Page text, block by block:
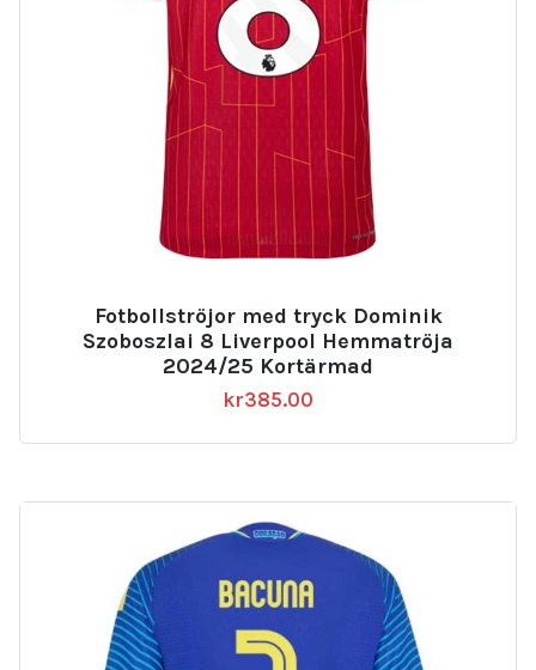
Fotbollströjor med tryck Dominik
Szoboszlai 8 Liverpool Hemmatröja
2024/25 Kortärmad
kr385.00